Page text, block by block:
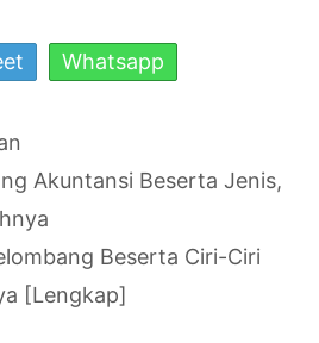
Whatsapp
Akuntansi Beserta Jenis,
Beserta Ciri-Ciri
[Lengkap]